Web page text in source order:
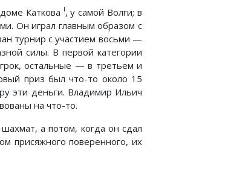
Каткова !, у самой Волги; в
Он играл главным образом с
турнир с участием восьми —
силы. В первой категории
остальные — в третьем и
приз был что-то около 15
эти деньги. Владимир Ильич
на что-то.
а потом, когда он сдал
присяжного поверенного, их